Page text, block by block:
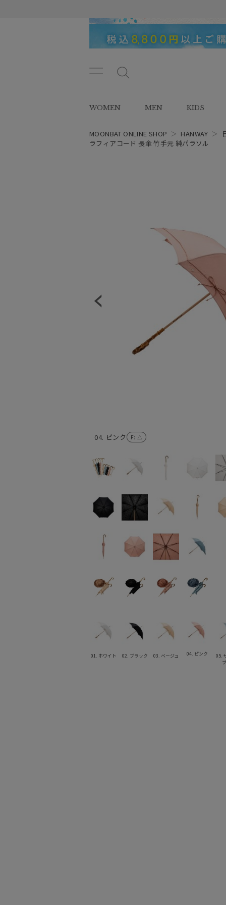
ン
ュ
ー
タ
ン
WOMEN MEN KIDS
MOONBAT ONLINE SHOP ＞ HANWAY ＞
ラフィアコード 長傘 竹手元 純パラソル
04. ピンク F: △
01. ホワイト 02. ブラック 03. ベージュ 04. ピンク
05.